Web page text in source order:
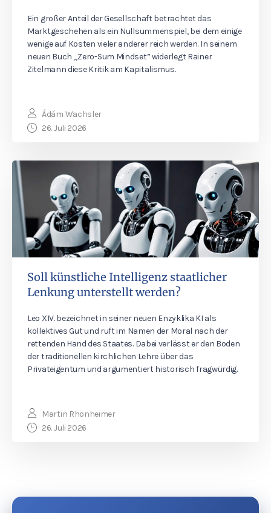
Ein großer Anteil der Gesellschaft betrachtet das
Marktgeschehen als ein Nullsummenspiel, bei dem einige
wenige auf Kosten vieler anderer reich werden. In seinem
neuen Buch „Zero-Sum Mindset” widerlegt Rainer
Zitelmann diese Kritik am Kapitalismus.
Ádám Wachsler
26. Juli 2026
Soll künstliche Intelligenz staatlicher
Lenkung unterstellt werden?
Leo XIV. bezeichnet in seiner neuen Enzyklika KI als
kollektives Gut und ruft im Namen der Moral nach der
rettenden Hand des Staates. Dabei verlässt er den Boden
der traditionellen kirchlichen Lehre über das
Privateigentum und argumentiert historisch fragwürdig.
Martin Rhonheimer
26. Juli 2026